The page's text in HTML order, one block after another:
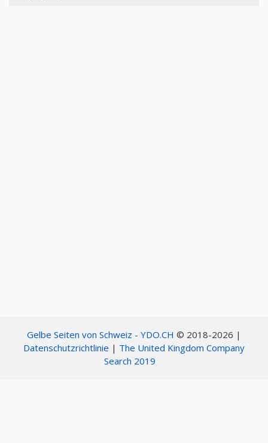
Gelbe Seiten von Schweiz - YDO.CH © 2018-2026 |
Datenschutzrichtlinie | The United Kingdom Company
Search 2019